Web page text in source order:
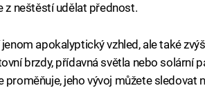
z neštěstí udělat přednost.
jenom apokalyptický vzhled, ale také
brzdy, přídavná světla nebo solární
proměňuje, jeho vývoj můžete sledovat